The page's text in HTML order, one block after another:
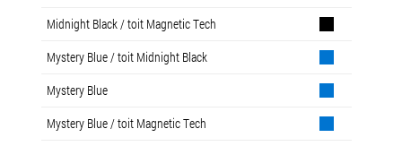
Midnight Black / toit Magnetic Tech
Mystery Blue / toit Midnight Black
Mystery Blue
Mystery Blue / toit Magnetic Tech